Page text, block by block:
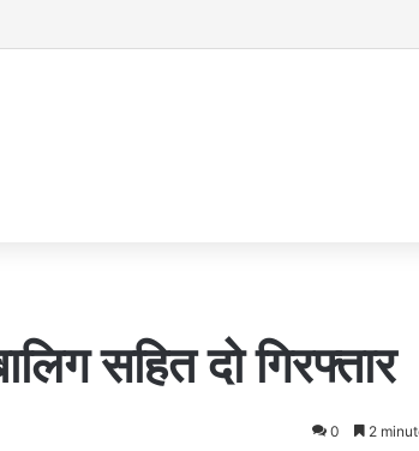
सहित दो गिरफ्तार
0 2